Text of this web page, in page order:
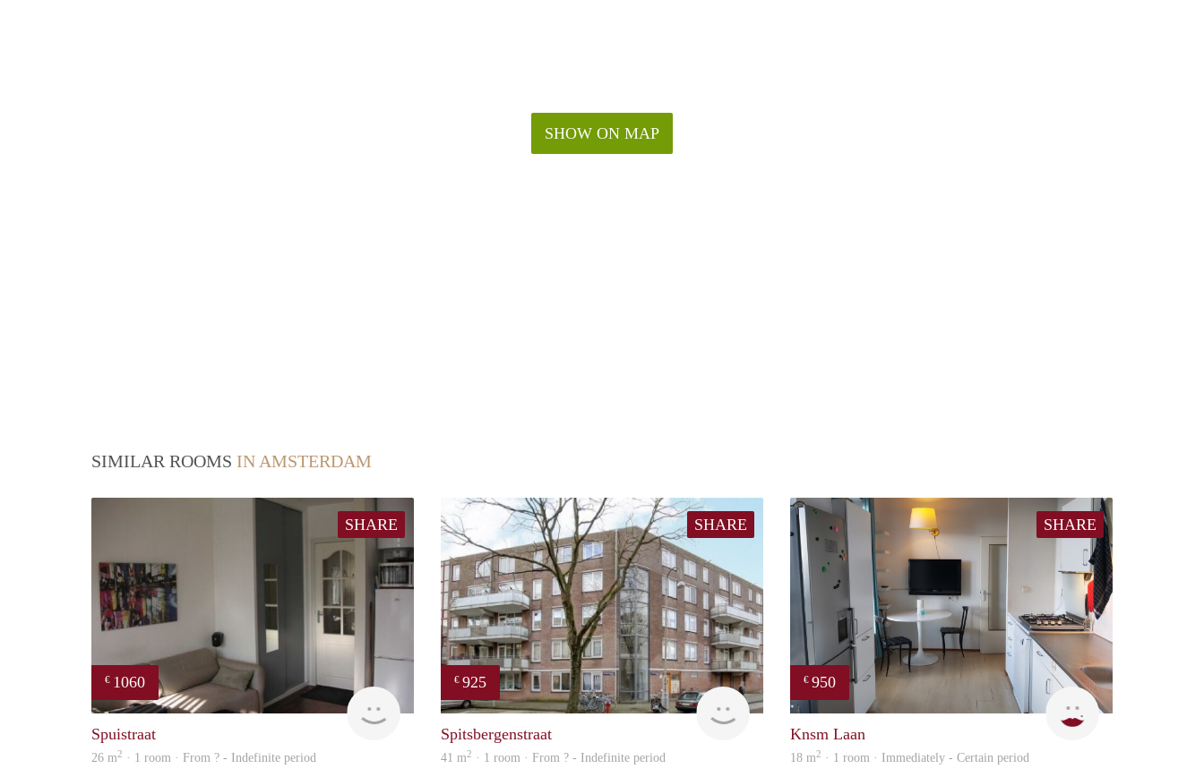
SHOW ON MAP
SIMILAR ROOMS IN AMSTERDAM
SHARE
€ 1060
Spuistraat
26 m2 · 1 room · From ? - Indefinite period
SHARE
€ 925
rent
Spitsbergenstraat
41 m2 · 1 room · From ? - Indefinite period
SHARE
€ 950
Knsm Laan
18 m2 · 1 room · Immediately - Certain period